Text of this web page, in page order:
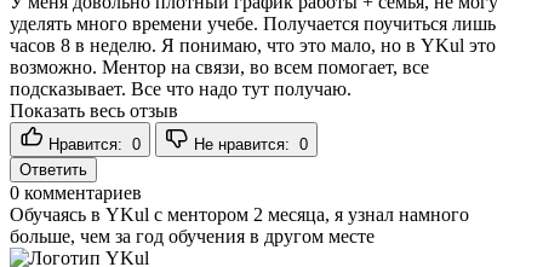
уделять много времени учебе. Получается поучиться лишь
часов 8 в неделю. Я понимаю, что это мало, но в YKul это
возможно. Ментор на связи, во всем помогает, все
подсказывает. Все что надо тут получаю.
Показать весь отзыв
Нравится: 0 Не нравится: 0
Ответить
0 комментариев
Обучаясь в YKul с ментором 2 месяца, я узнал намного
больше, чем за год обучения в другом месте